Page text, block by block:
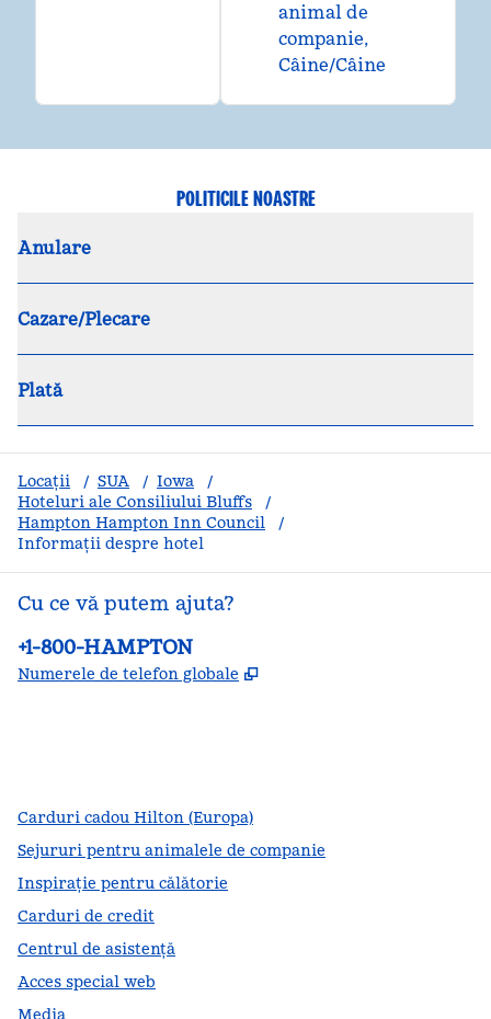
animal de
companie,
Câine/Câine
POLITICILE NOASTRE
Anulare
Cazare/Plecare
Plată
Locații / SUA / Iowa
/
Hoteluri ale Consiliului Bluffs
/
Hampton Hampton Inn Council
/
Informații despre hotel
Cu ce vă putem ajuta?
Telefon:
+1-800-HAMPTON
Numerele de telefon globale ,
Carduri cadou Hilton (Europa)
Sejururi pentru animalele de companie
Inspirație pentru călătorie
Carduri de credit
Centrul de asistență
Acces special web
Media